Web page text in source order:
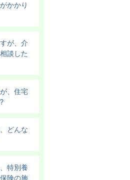
かかり
が、介
談した
、住宅
どんな
特別養
険の施